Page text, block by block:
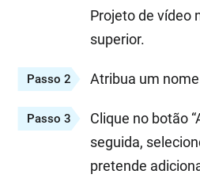
Projeto de vídeo
superior.
Passo 2 Atribua um
Passo 3
Clique no botão
seguida,
pretende